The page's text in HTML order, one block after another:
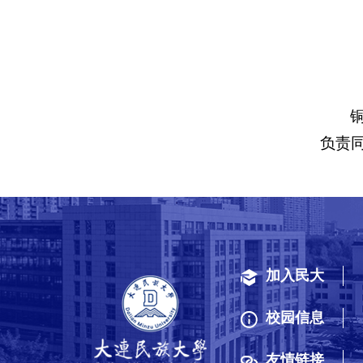
负责
加入民大
校园信息